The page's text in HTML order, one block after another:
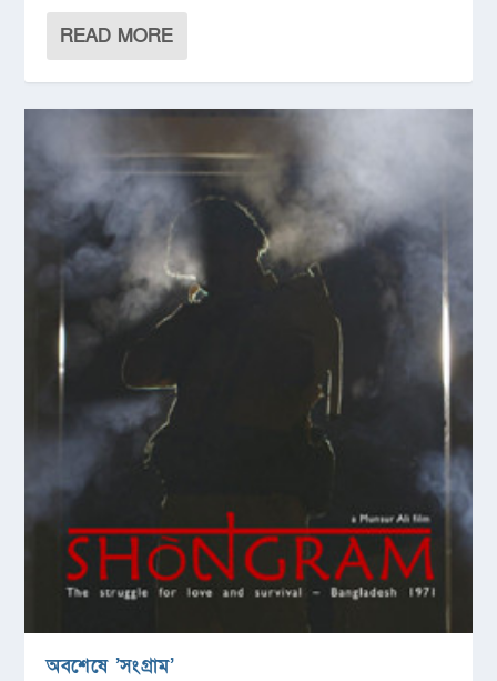
READ MORE
অবশেষে ‌’সংগ্রাম’